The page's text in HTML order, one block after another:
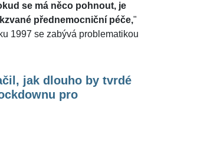
se má něco pohnout, je
přednemocniční péče,"
1997 se zabývá problematikou
jak dlouho by tvrdé
pro